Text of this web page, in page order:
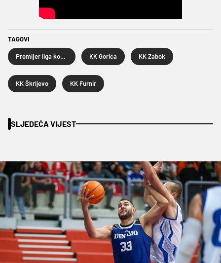
TAGOVI
KK Gorica KK Zabok
KK Škrljevo KK Furnir
SLJEDEĆA VIJEST